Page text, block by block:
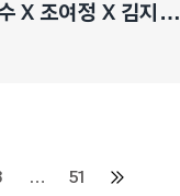
X 조여정 X 김지훈
장 예측 불가한 블랙
… 51
다음